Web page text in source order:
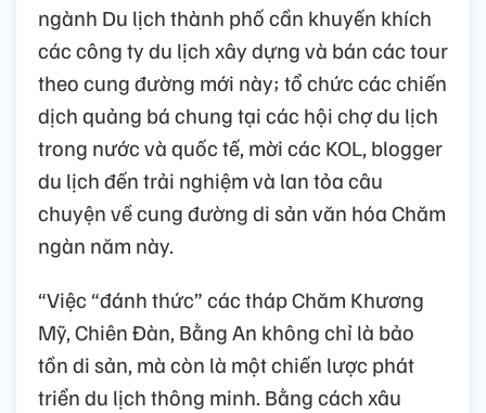
ngành Du lịch thành phố cần khuyến khích
các công ty du lịch xây dựng và bán các tour
theo cung đường mới này; tổ chức các chiến
dịch quảng bá chung tại các hội chợ du lịch
trong nước và quốc tế, mời các KOL, blogger
du lịch đến trải nghiệm và lan tỏa câu
chuyện về cung đường di sản văn hóa Chăm
ngàn năm này.
“Việc “đánh thức” các tháp Chăm Khương
Mỹ, Chiên Đàn, Bằng An không chỉ là bảo
tồn di sản, mà còn là một chiến lược phát
triển du lịch thông minh. Bằng cách xâu